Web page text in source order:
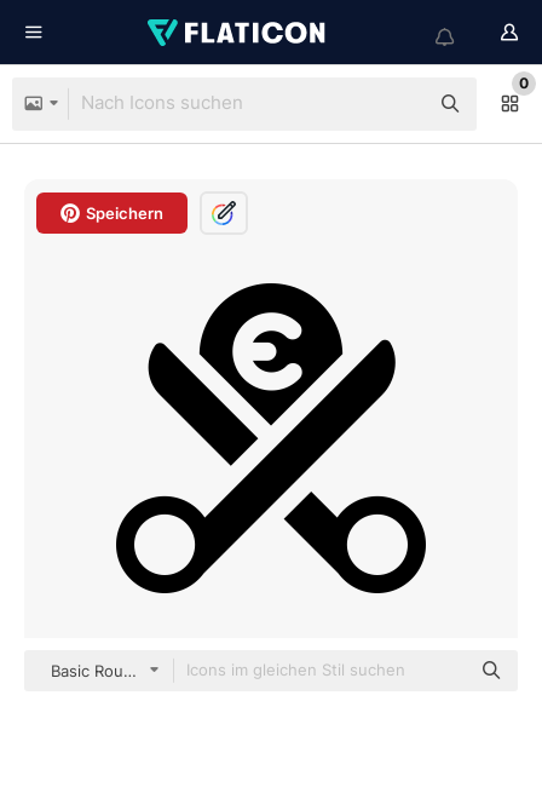
0
Speichern
Basic Rounded Filled